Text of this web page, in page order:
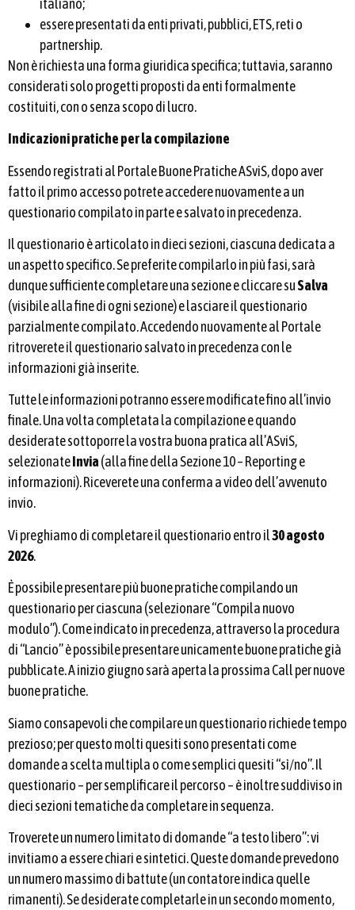
italiano;
essere presentati da enti privati, pubblici, ETS, reti o
partnership.
Non è richiesta una forma giuridica specifica; tuttavia, saranno
considerati solo progetti proposti da enti formalmente
costituiti, con o senza scopo di lucro.
Indicazioni pratiche per la compilazione
Essendo registrati al Portale Buone Pratiche ASviS, dopo aver
fatto il primo accesso potrete accedere nuovamente a un
questionario compilato in parte e salvato in precedenza.
Il questionario è articolato in dieci sezioni, ciascuna dedicata a
un aspetto specifico. Se preferite compilarlo in più fasi, sarà
dunque sufficiente completare una sezione e cliccare suSalva
(visibile alla fine di ogni sezione) e lasciare il questionario
parzialmente compilato. Accedendo nuovamente al Portale
ritroverete il questionario salvato in precedenza con le
informazioni già inserite.
Tutte le informazioni potranno essere modificate fino all’invio
finale. Una volta completata la compilazione e quando
desiderate sottoporre la vostra buona pratica all’ASviS,
selezionateInvia(alla fine della Sezione 10 – Reporting e
informazioni). Riceverete una conferma a video dell’avvenuto
invio.
Vi preghiamo di completare il questionario entro il30 agosto
2026.
È possibile presentare più buone pratiche compilando un
questionario per ciascuna (selezionare “Compila nuovo
modulo”). Come indicato in precedenza, attraverso la procedura
di “Lancio” è possibile presentare unicamente buone pratiche già
pubblicate. A inizio giugno sarà aperta la prossima Call per nuove
buone pratiche.
Siamo consapevoli che compilare un questionario richiede tempo
prezioso; per questo molti quesiti sono presentati come
domande a scelta multipla o come semplici quesiti “sì/no”. Il
questionario – per semplificare il percorso – è inoltre suddiviso in
dieci sezioni tematiche da completare in sequenza.
Troverete un numero limitato di domande “a testo libero”: vi
invitiamo a essere chiari e sintetici. Queste domande prevedono
un numero massimo di battute (un contatore indica quelle
rimanenti). Se desiderate completarle in un secondo momento,